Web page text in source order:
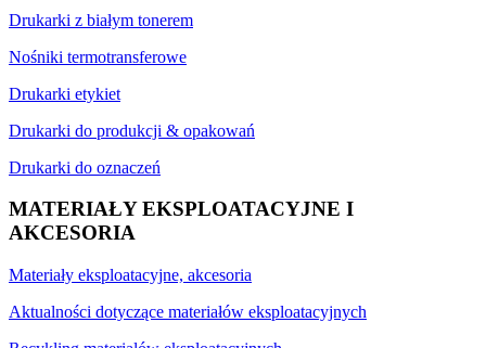
Drukarki z białym tonerem
Nośniki termotransferowe
Drukarki etykiet
Drukarki do produkcji & opakowań
Drukarki do oznaczeń
MATERIAŁY EKSPLOATACYJNE I
AKCESORIA
Materiały eksploatacyjne, akcesoria
Aktualności dotyczące materiałów eksploatacyjnych